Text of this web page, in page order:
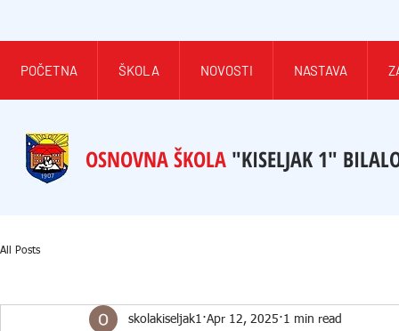
POČETNA ŠKOLA NOVOSTI NASTAVA
OSNOVNA ŠKOLA "KISELJAK 1"
All Posts
skolakiseljak1 Apr 12, 2025 1 min read